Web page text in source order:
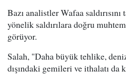
Bazı analistler Wafaa
yönelik saldırılara doğru
görüyor.
Salah, "Daha büyük tehlike,
dışındaki gemileri ve ithalatı da